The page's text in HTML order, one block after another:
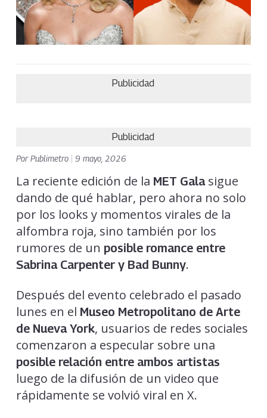
Publicidad
Publicidad
PorPublimetro 9 mayo, 2026
La reciente edición de la MET Galasigue
dando de qué hablar, pero ahora no solo
por los looks y momentos virales de la
alfombra roja, sino también por los
rumores de un posible romance entre
Sabrina Carpenter y Bad Bunny.
Después del evento celebrado el pasado
lunes en el Museo Metropolitano de Arte
de Nueva York, usuarios de redes sociales
comenzaron a especular sobre una
posible relación entre ambos artistas
luego de la difusión de un video que
rápidamente se volvió viral en X.